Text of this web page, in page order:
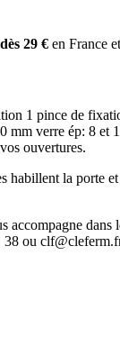
29 € en France
1 pince de
mm verre ép: 8 et
ouvertures.
habillent la porte
accompagne dans
ou